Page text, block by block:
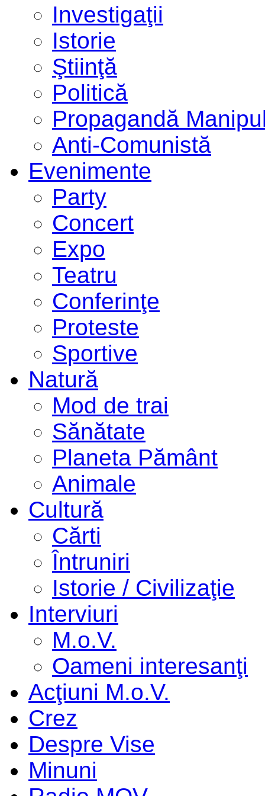
Investigaţii
Istorie
Ştiinţă
Politică
Propagandă
Anti-Comunistă
Evenimente
Party
Concert
Expo
Teatru
Conferinţe
Proteste
Sportive
Natură
Mod de trai
Sănătate
Planeta Pământ
Animale
Cultură
Cărti
Întruniri
Istorie / Civilizaţie
Interviuri
M.o.V.
Oameni interesanţi
Acţiuni M.o.V.
Crez
Despre Vise
Minuni